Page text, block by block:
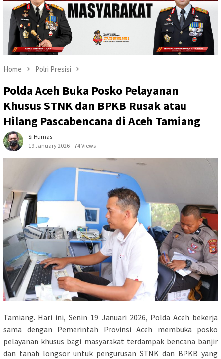
Home Polri Presisi
Polda Aceh Buka Posko Pelayanan
Khusus STNK dan BPKB Rusak atau
Hilang Pascabencana di Aceh Tamiang
Si Humas
19 January 2026
74 Views
Tamiang. Hari ini, Senin 19 Januari 2026, Polda Aceh bekerja
sama dengan Pemerintah Provinsi Aceh membuka posko
pelayanan khusus bagi masyarakat terdampak bencana banjir
dan tanah longsor untuk pengurusan STNK dan BPKB yang